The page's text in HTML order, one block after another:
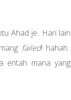
Ahad je.. Hari lain
failed! hahah..
entah mana yang